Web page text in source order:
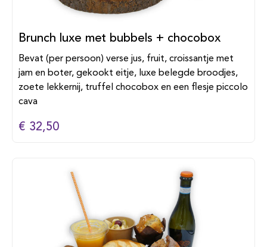
Brunch luxe met bubbels + chocobox
Bevat (per persoon) verse jus, fruit, croissantje met
jam en boter, gekookt eitje, luxe belegde broodjes,
zoete lekkernij, truffel chocobox en een flesje piccolo
cava
€ 32,50